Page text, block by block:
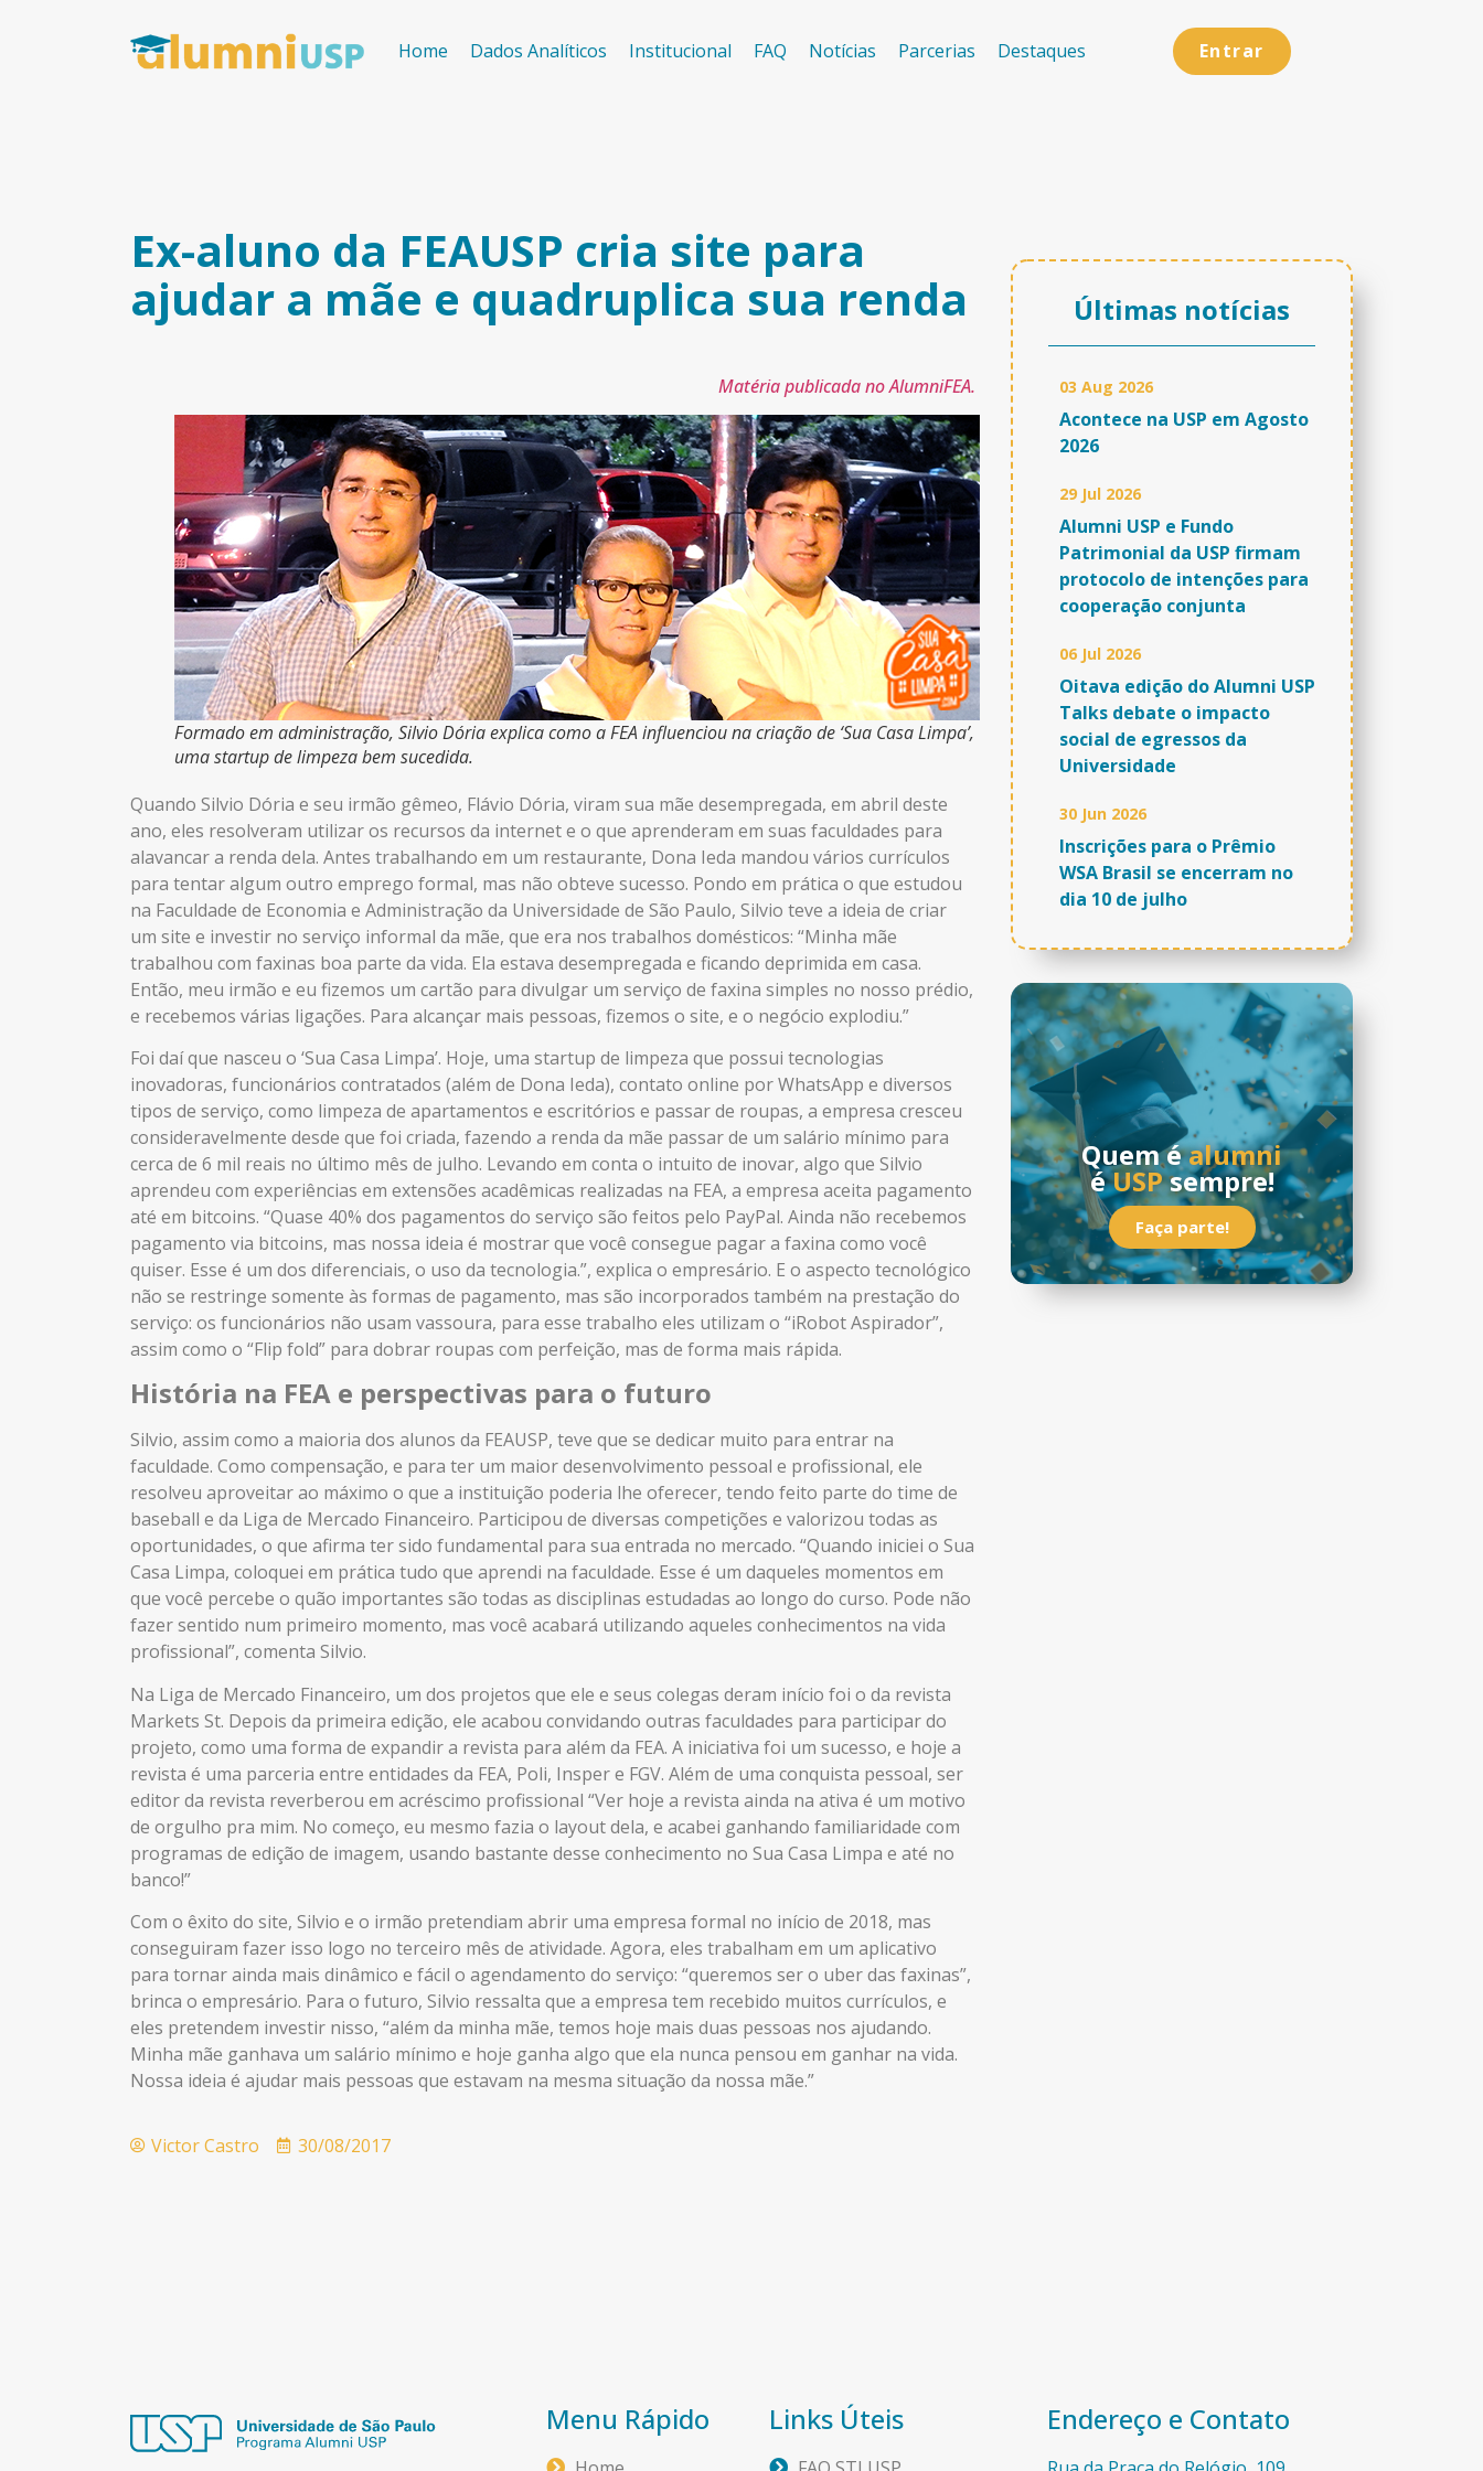
Home Dados Analíticos Institucional FAQ Notícias Parcerias Destaques Entrar
Ex-aluno da FEAUSP cria site para
ajudar a mãe e quadruplica sua renda
Matéria publicada no AlumniFEA.
Formado em administração, Silvio Dória explica como a FEA influenciou na criação de ‘Sua Casa Limpa’,
uma startup de limpeza bem sucedida.
Quando Silvio Dória e seu irmão gêmeo, Flávio Dória, viram sua mãe desempregada, em abril deste
ano, eles resolveram utilizar os recursos da internet e o que aprenderam em suas faculdades para
alavancar a renda dela. Antes trabalhando em um restaurante, Dona Ieda mandou vários currículos
para tentar algum outro emprego formal, mas não obteve sucesso. Pondo em prática o que estudou
na Faculdade de Economia e Administração da Universidade de São Paulo, Silvio teve a ideia de criar
um site e investir no serviço informal da mãe, que era nos trabalhos domésticos: “Minha mãe
trabalhou com faxinas boa parte da vida. Ela estava desempregada e ficando deprimida em casa.
Então, meu irmão e eu fizemos um cartão para divulgar um serviço de faxina simples no nosso prédio,
e recebemos várias ligações. Para alcançar mais pessoas, fizemos o site, e o negócio explodiu.”
Foi daí que nasceu o ‘Sua Casa Limpa’. Hoje, uma startup de limpeza que possui tecnologias
inovadoras, funcionários contratados (além de Dona Ieda), contato online por WhatsApp e diversos
tipos de serviço, como limpeza de apartamentos e escritórios e passar de roupas, a empresa cresceu
consideravelmente desde que foi criada, fazendo a renda da mãe passar de um salário mínimo para
cerca de 6 mil reais no último mês de julho. Levando em conta o intuito de inovar, algo que Silvio
aprendeu com experiências em extensões acadêmicas realizadas na FEA, a empresa aceita pagamento
até em bitcoins. “Quase 40% dos pagamentos do serviço são feitos pelo PayPal. Ainda não recebemos
pagamento via bitcoins, mas nossa ideia é mostrar que você consegue pagar a faxina como você
quiser. Esse é um dos diferenciais, o uso da tecnologia.”, explica o empresário. E o aspecto tecnológico
não se restringe somente às formas de pagamento, mas são incorporados também na prestação do
serviço: os funcionários não usam vassoura, para esse trabalho eles utilizam o “iRobot Aspirador”,
assim como o “Flip fold” para dobrar roupas com perfeição, mas de forma mais rápida.
História na FEA e perspectivas para o futuro
Silvio, assim como a maioria dos alunos da FEAUSP, teve que se dedicar muito para entrar na
faculdade. Como compensação, e para ter um maior desenvolvimento pessoal e profissional, ele
resolveu aproveitar ao máximo o que a instituição poderia lhe oferecer, tendo feito parte do time de
baseball e da Liga de Mercado Financeiro. Participou de diversas competições e valorizou todas as
oportunidades, o que afirma ter sido fundamental para sua entrada no mercado. “Quando iniciei o Sua
Casa Limpa, coloquei em prática tudo que aprendi na faculdade. Esse é um daqueles momentos em
que você percebe o quão importantes são todas as disciplinas estudadas ao longo do curso. Pode não
fazer sentido num primeiro momento, mas você acabará utilizando aqueles conhecimentos na vida
profissional”, comenta Silvio.
Na Liga de Mercado Financeiro, um dos projetos que ele e seus colegas deram início foi o da revista
Markets St. Depois da primeira edição, ele acabou convidando outras faculdades para participar do
projeto, como uma forma de expandir a revista para além da FEA. A iniciativa foi um sucesso, e hoje a
revista é uma parceria entre entidades da FEA, Poli, Insper e FGV. Além de uma conquista pessoal, ser
editor da revista reverberou em acréscimo profissional “Ver hoje a revista ainda na ativa é um motivo
de orgulho pra mim. No começo, eu mesmo fazia o layout dela, e acabei ganhando familiaridade com
programas de edição de imagem, usando bastante desse conhecimento no Sua Casa Limpa e até no
banco!”
Com o êxito do site, Silvio e o irmão pretendiam abrir uma empresa formal no início de 2018, mas
conseguiram fazer isso logo no terceiro mês de atividade. Agora, eles trabalham em um aplicativo
para tornar ainda mais dinâmico e fácil o agendamento do serviço: “queremos ser o uber das faxinas”,
brinca o empresário. Para o futuro, Silvio ressalta que a empresa tem recebido muitos currículos, e
eles pretendem investir nisso, “além da minha mãe, temos hoje mais duas pessoas nos ajudando.
Minha mãe ganhava um salário mínimo e hoje ganha algo que ela nunca pensou em ganhar na vida.
Nossa ideia é ajudar mais pessoas que estavam na mesma situação da nossa mãe.”
Victor Castro 30/08/2017
Últimas notícias
03 Aug 2026
Acontece na USP em Agosto
2026
29 Jul 2026
Alumni USP e Fundo
Patrimonial da USP firmam
protocolo de intenções para
cooperação conjunta
06 Jul 2026
Oitava edição do Alumni USP
Talks debate o impacto
social de egressos da
Universidade
30 Jun 2026
Inscrições para o Prêmio
WSA Brasil se encerram no
dia 10 de julho
Quem éalumni
éUSPsempre!
Faça parte!
Menu Rápido Links Úteis Endereço e Contato